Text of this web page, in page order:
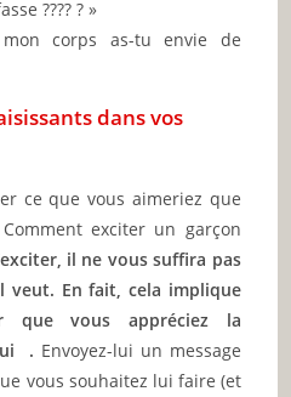
???? ? »
corps as-tu envie de
dans vos
ce que vous aimeriez que
exciter un garçon
il ne vous suffira pas
veut. En fait, cela implique
que vous appréciez la
. Envoyez-lui un message
vous souhaitez lui faire (et